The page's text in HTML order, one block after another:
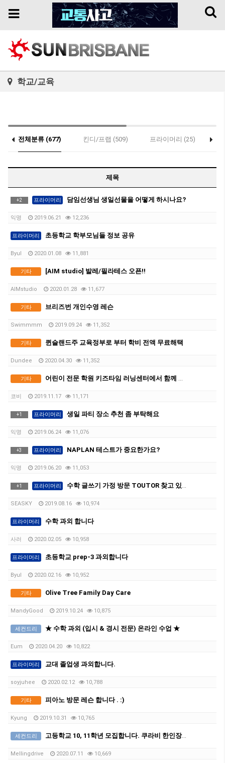
Toggle
Toggle
학교/교육
전체분류 (677) 킨디/프랩 (509) 프라이머리 (25)
제목
+2 프라이머리 담임선생님 생일선물을 어떻게 하시나요?
익명 2019.06.21 12,236
프라이머리 초등학교 학부모님들 정보 공유
Byul 2020.01.08 11,881
기타 [AIM studio] 발레/필라테스 오픈!!
AIMstudio 2020.01.28 11,677
기타 브리즈번 개인수영 레슨
Swimmmm 2019.09.24 11,352
기타 퀸슬랜드주 교육정부로 부터 학비 전액 무료해택
Dundee 2020.04.30 11,352
기타 어린이 전문 학원 키즈타임 러닝센터에서 함께 하실 한글 유아교육 선생님을 찿습니다.
코비 2019.11.17 11,171
+1 프라이머리 생일 파티 장소 추천 좀 부탁해요
익명 2019.06.24 11,076
+3 프라이머리 NAPLAN 테스트가 중요한가요?
익명 2019.06.20 11,053
+1 프라이머리 수학 글쓰기 가정 방문 TOUTOR 찾고 있습니다.
SEASKY 2019.08.16 10,974
프라이머리 수학 과외 합니다
사러 2020.02.05 10,958
프라이머리 초등학교 prep-3 과외합니다
Byul 2020.02.16 10,952
기타 Olive Tree Family Day Care
MandyGood 2019.10.24 10,875
세컨드리 ★ 수학 과외 (입시 & 경시 전문) 온라인 수업 ★
Eum 2020.04.20 10,822
프라이머리 교대 졸업생 과외합니다.
soyjuhee 2020.02.12 10,788
기타 피아노 방문 레슨 합니다 . :)
Kyung 2019.10.31 10,765
세컨드리 고등학교 10, 11학년 모집합니다. 쿠라비 한인장로교회 한글학교
Mellingdrive 2020.07.11 10,669